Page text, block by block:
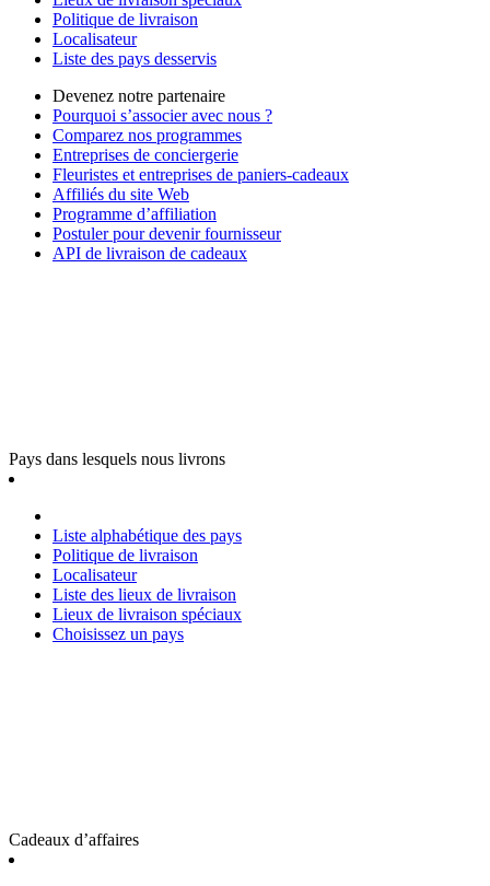
Politique de livraison
Localisateur
Liste des pays desservis
Devenez notre partenaire
Pourquoi s’associer avec nous ?
Comparez nos programmes
Entreprises de conciergerie
Fleuristes et entreprises de paniers-cadeaux
Affiliés du site Web
Programme d’affiliation
Postuler pour devenir fournisseur
API de livraison de cadeaux
Pays dans lesquels nous livrons
Liste alphabétique des pays
Politique de livraison
Localisateur
Liste des lieux de livraison
Lieux de livraison spéciaux
Choisissez un pays
Cadeaux d’affaires